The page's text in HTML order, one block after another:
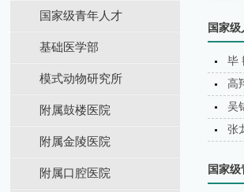
国家级青年人才
基础医学部
模式动物研究所
附属鼓楼医院
附属金陵医院
附属口腔医院
国家级
毕
高
吴
张
国家